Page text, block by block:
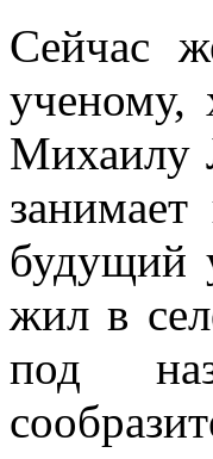
Сейчас
ученому,
Михаилу
будущий
жил в
под